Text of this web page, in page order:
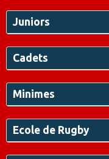
Juniors
Cadets
Minimes
Ecole de Rugby